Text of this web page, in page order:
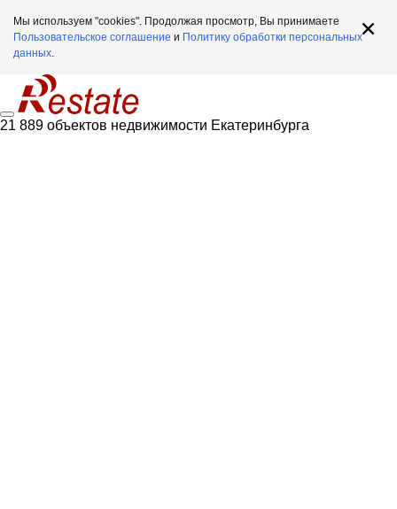
Мы используем "cookies". Продолжая просмотр, Вы принимаете
Пользовательское соглашение и Политику обработки персональных
данных.
21 889 объектов недвижимости Екатеринбурга